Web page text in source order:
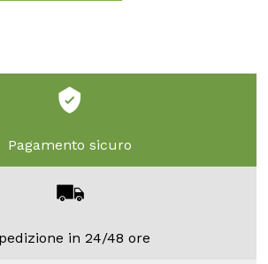
Pagamento sicuro
in 24/48 ore